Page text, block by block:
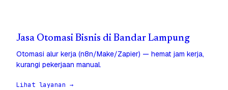
Jasa Otomasi Bisnis di Bandar Lampung
Otomasi alur kerja (n8n/Make/Zapier) — hemat jam kerja,
kurangi pekerjaan manual.
Lihat layanan →